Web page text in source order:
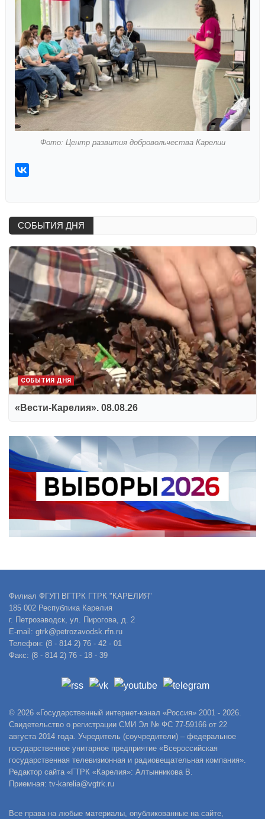
Фото: Центр развития добровольчества Карелии
СОБЫТИЯ ДНЯ
СОБЫТИЯ ДНЯ
«Вести-Карелия». 08.08.26
Филиал ФГУП ВГТРК ГТРК "КАРЕЛИЯ"
185 002 Республика Карелия
г. Петрозаводск, ул. Пирогова, д. 2
E-mail: gtrk@petrozavodsk.rfn.ru
Телефон: (8 - 814 2) 76 - 42 - 01
Факс: (8 - 814 2) 76 - 18 - 39
© 2026 «Государственный интернет-канал «Россия» 2001 - 2026.
Свидетельство о регистрации СМИ Эл № ФС 77-59166 от 22
августа 2014 года. Учредитель (соучредители) – федеральное
государственное унитарное предприятие «Всероссийская
государственная телевизионная и радиовещательная компания».
Редактор сайта «ГТРК «Карелия»: Алтынникова В.
Приемная: tv-karelia@vgtrk.ru
Все права на любые материалы, опубликованные на сайте,